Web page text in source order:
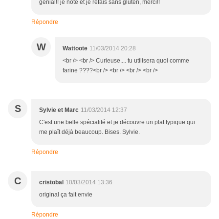
génial!! je note et je refais sans gluten, merci!!
Répondre
W Wattoote 11/03/2014 20:28
<br /> <br /> Curieuse.... tu utilisera quoi comme
farine ????<br /> <br /> <br /> <br />
S Sylvie et Marc 11/03/2014 12:37
C'est une belle spécialité et je découvre un plat typique qui
me plaît déjà beaucoup. Bises. Sylvie.
Répondre
C cristobal 10/03/2014 13:36
original ça fait envie
Répondre